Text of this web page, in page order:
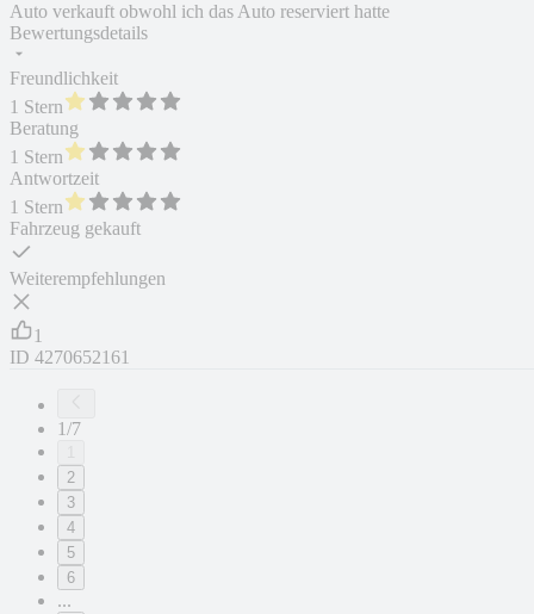
Auto verkauft obwohl ich das Auto reserviert hatte
Bewertungsdetails
Freundlichkeit
1 Stern
Beratung
1 Stern
Antwortzeit
1 Stern
Fahrzeug gekauft
Weiterempfehlungen
1
ID 4270652161
1/7
2
3
4
5
6
...